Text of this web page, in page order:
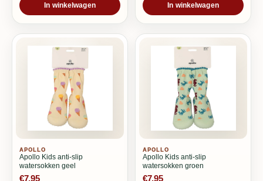
In winkelwagen In winkelwagen
APOLLO
Apollo Kids anti-slip
watersokken geel
€7,95
APOLLO
Apollo Kids anti-slip
watersokken groen
€7,95